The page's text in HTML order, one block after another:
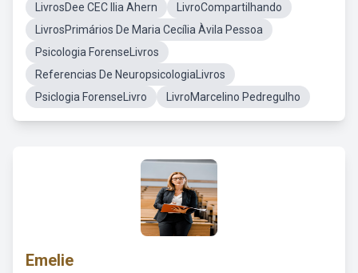
LivrosDee CEC Ilia Ahern
LivroCompartilhando
LivrosPrimários De Maria Cecília Àvila Pessoa
Psicologia ForenseLivros
Referencias De NeuropsicologiaLivros
Psiclogia ForenseLivro
LivroMarcelino Pedregulho
Emelie